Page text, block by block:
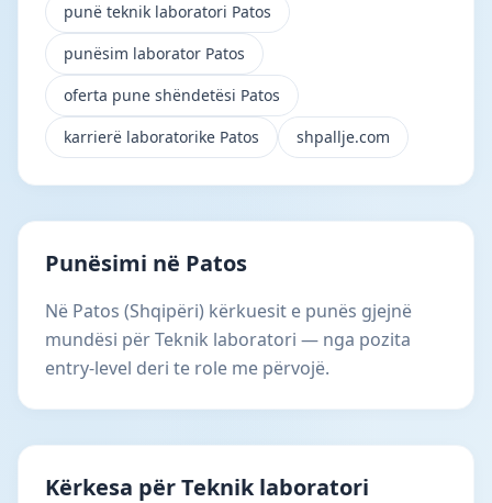
punë teknik laboratori Patos
punësim laborator Patos
oferta pune shëndetësi Patos
karrierë laboratorike Patos
shpallje.com
Punësimi në Patos
Në Patos (Shqipëri) kërkuesit e punës gjejnë
mundësi për Teknik laboratori — nga pozita
entry-level deri te role me përvojë.
Kërkesa për Teknik laboratori